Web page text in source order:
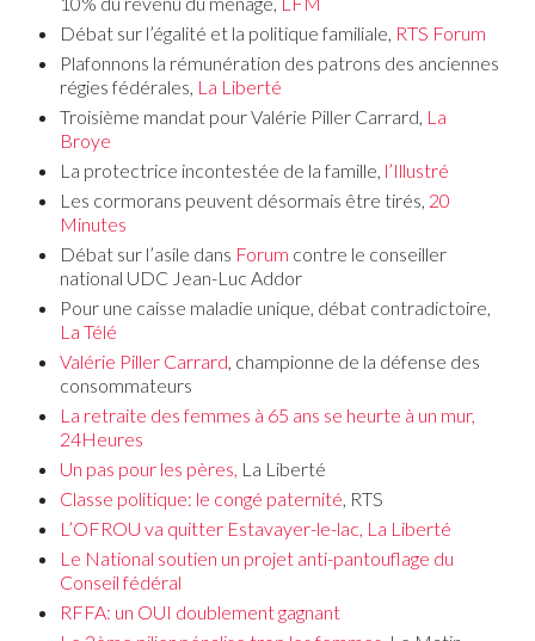
Débat sur l’égalité et la politique familiale, RTS Forum
Plafonnons la rémunération des patrons des anciennes
régies fédérales, La Liberté
Troisième mandat pour Valérie Piller Carrard, La
Broye
La protectrice incontestée de la famille, l’Illustré
Les cormorans peuvent désormais être tirés, 20
Minutes
Débat sur l’asile dans Forum contre le conseiller
national UDC Jean-Luc Addor
Pour une caisse maladie unique, débat contradictoire,
La Télé
Valérie Piller Carrard , championne de la défense des
consommateurs
La retraite des femmes à 65 ans se heurte à un mur,
24Heures
Un pas pour les pères, La Liberté
Classe politique: le congé paternité , RTS
L’OFROU va quitter Estavayer-le-lac, La Liberté
Le National soutien un projet anti-pantouflage du
Conseil fédéral
RFFA: un OUI doublement gagnant